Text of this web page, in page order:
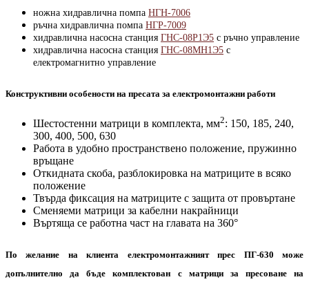
ножна хидравлична помпа НГН-7006
ръчна хидравлична помпа НГР-7009
хидравлична насосна станция ГНС-08Р1Э5 с ръчно управление
хидравлична насосна станция ГНС-08МН1Э5 с
електромагнитно управление
Конструктивни особености на пресата за електромонтажни работи
Шестостенни матрици в комплекта, мм2: 150, 185, 240,
300, 400, 500, 630
Работа в удобно пространствено положение, пружинно
връщане
Откидната скоба, разблокировка на матриците в всяко
положение
Твърда фиксация на матриците с защита от провъртане
Сменяеми матрици за кабелни накрайници
Въртяща се работна част на главата на 360°
По желание на клиента електромонтажният прес ПГ-630 може
допълнително да бъде комплектован с матрици за пресоване на